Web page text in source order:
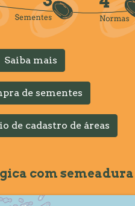
Saiba mais
de sementes
de cadastro de áreas
com